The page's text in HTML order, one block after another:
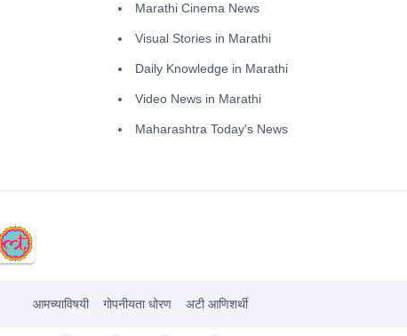
Marathi Cinema News
Visual Stories in Marathi
Daily Knowledge in Marathi
Video News in Marathi
Maharashtra Today's News
आमच्याविषयी गोपनीयता धोरण अटी आणिशर्थी